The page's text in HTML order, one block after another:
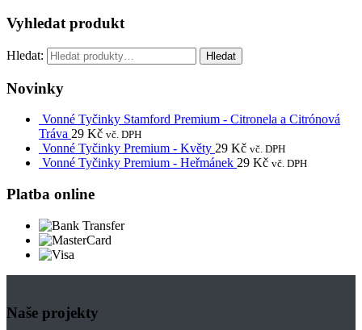
Vyhledat produkt
Hledat: Hledat
Novinky
Vonné Tyčinky Stamford Premium - Citronela a Citrónová
Tráva 29 Kč vč. DPH
Vonné Tyčinky Premium - Květy 29 Kč vč. DPH
Vonné Tyčinky Premium - Heřmánek 29 Kč vč. DPH
Platba online
Naše projekty